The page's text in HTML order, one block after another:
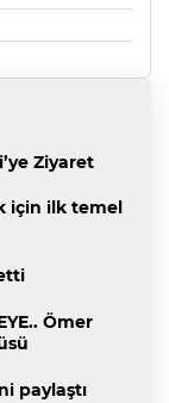
Ziyaret
için ilk temel
Ömer
paylaştı